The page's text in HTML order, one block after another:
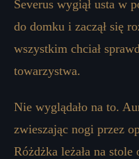
Severus wygiął usta w
do domku i zaczął się
wszystkim chciał
towarzystwa.
Nie wyglądało na to.
zwieszając nogi przez
Różdżka leżała na stole